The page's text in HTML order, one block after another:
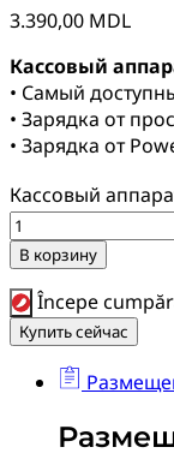
3.390,00 MDL
Кассовый
• Самый
• Зарядка от
• Зарядка от
Кассовый
В корзину
Începe
Купить сейчас